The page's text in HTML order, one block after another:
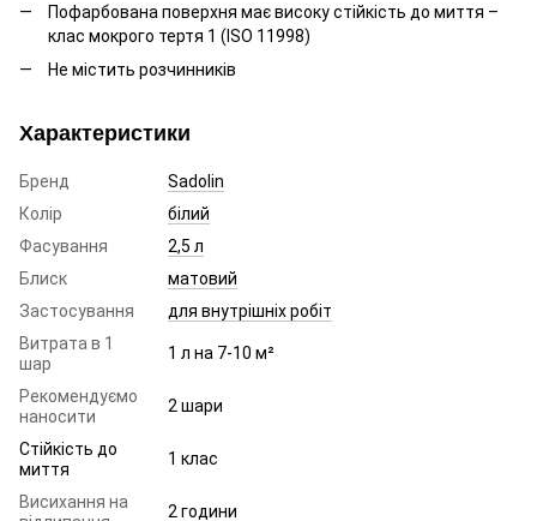
Пофарбована поверхня має високу стійкість до миття –
клас мокрого тертя 1 (ІSO 11998)
Не містить розчинників
Характеристики
Бренд
Sadolin
Колір
білий
Фасування
2,5 л
Блиск
матовий
Застосування
для внутрішніх робіт
Витрата в 1
шар
1 л на 7-10 м²
Рекомендуємо
наносити
2 шари
Стійкість до
миття
1 клас
Висихання на
2 години